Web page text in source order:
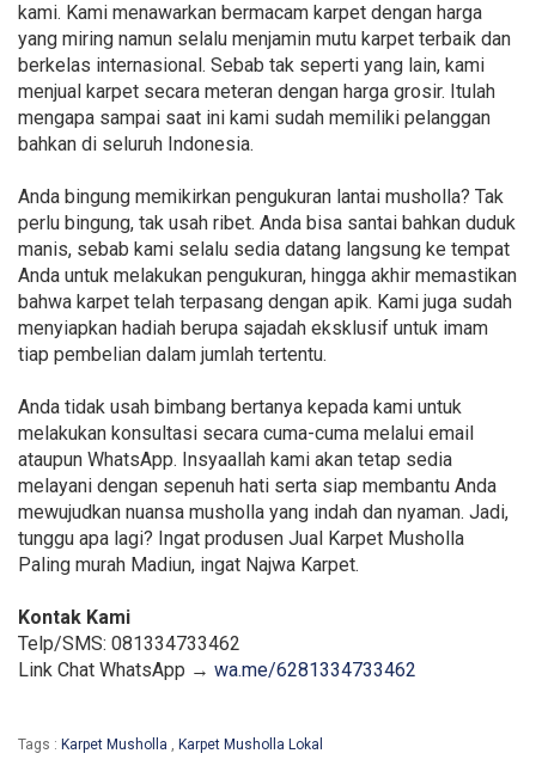
kami. Kami menawarkan bermacam karpet dengan harga
yang miring namun selalu menjamin mutu karpet terbaik dan
berkelas internasional. Sebab tak seperti yang lain, kami
menjual karpet secara meteran dengan harga grosir. Itulah
mengapa sampai saat ini kami sudah memiliki pelanggan
bahkan di seluruh Indonesia.
Anda bingung memikirkan pengukuran lantai musholla? Tak
perlu bingung, tak usah ribet. Anda bisa santai bahkan duduk
manis, sebab kami selalu sedia datang langsung ke tempat
Anda untuk melakukan pengukuran, hingga akhir memastikan
bahwa karpet telah terpasang dengan apik. Kami juga sudah
menyiapkan hadiah berupa sajadah eksklusif untuk imam
tiap pembelian dalam jumlah tertentu.
Anda tidak usah bimbang bertanya kepada kami untuk
melakukan konsultasi secara cuma-cuma melalui email
ataupun WhatsApp. Insyaallah kami akan tetap sedia
melayani dengan sepenuh hati serta siap membantu Anda
mewujudkan nuansa musholla yang indah dan nyaman. Jadi,
tunggu apa lagi? Ingat produsen Jual Karpet Musholla
Paling murah Madiun, ingat Najwa Karpet.
Kontak Kami
Telp/SMS: 081334733462
Link Chat WhatsApp → wa.me/6281334733462
Tags : Karpet Musholla , Karpet Musholla Lokal